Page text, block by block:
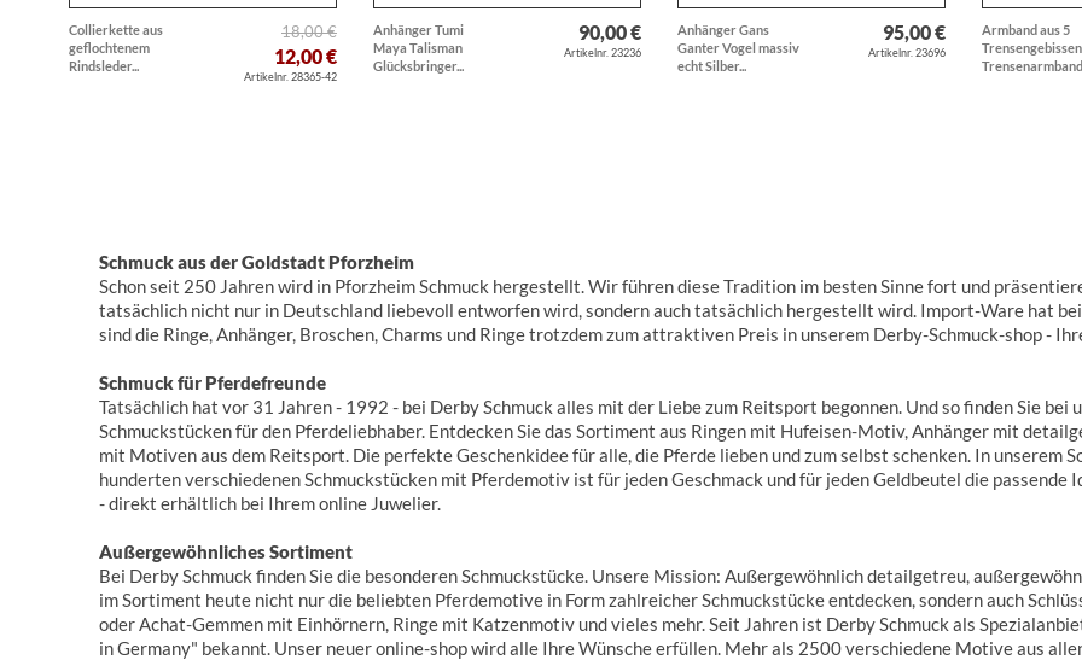
Collierkette aus
geflochtenem
Rindsleder...
18,00 €
12,00 €
Artikelnr. 28365-42
Anhänger Tumi
Maya Talisman
Glücksbringer...
90,00 €
Artikelnr. 23236
Anhänger Gans
Ganter Vogel massiv
echt Silber...
95,00 €
Artikelnr. 23696
Armband aus 5
Trensengebissen
Trensenarmband...
Schmuck aus der Goldstadt Pforzheim
Schon seit 250 Jahren wird in Pforzheim Schmuck hergestellt. Wir führen diese Tradition im besten Sinne fort und
tatsächlich nicht nur in Deutschland liebevoll entworfen wird, sondern auch tatsächlich hergestellt wird. Import-Ware hat
sind die Ringe, Anhänger, Broschen, Charms und Ringe trotzdem zum attraktiven Preis in unserem Derby-Schmuck-shop -
Schmuck für Pferdefreunde
Tatsächlich hat vor 31 Jahren - 1992 - bei Derby Schmuck alles mit der Liebe zum Reitsport begonnen. Und so finden Sie
Schmuckstücken für den Pferdeliebhaber. Entdecken Sie das Sortiment aus Ringen mit Hufeisen-Motiv, Anhänger mit
mit Motiven aus dem Reitsport. Die perfekte Geschenkidee für alle, die Pferde lieben und zum selbst schenken. In unserem
hunderten verschiedenen Schmuckstücken mit Pferdemotiv ist für jeden Geschmack und für jeden Geldbeutel die
- direkt erhältlich bei Ihrem online Juwelier.
Außergewöhnliches Sortiment
Bei Derby Schmuck finden Sie die besonderen Schmuckstücke. Unsere Mission: Außergewöhnlich detailgetreu,
im Sortiment heute nicht nur die beliebten Pferdemotive in Form zahlreicher Schmuckstücke entdecken, sondern auch
oder Achat-Gemmen mit Einhörnern, Ringe mit Katzenmotiv und vieles mehr. Seit Jahren ist Derby Schmuck als
in Germany" bekannt. Unser neuer online-shop wird alle Ihre Wünsche erfüllen. Mehr als 2500 verschiedene Motive aus